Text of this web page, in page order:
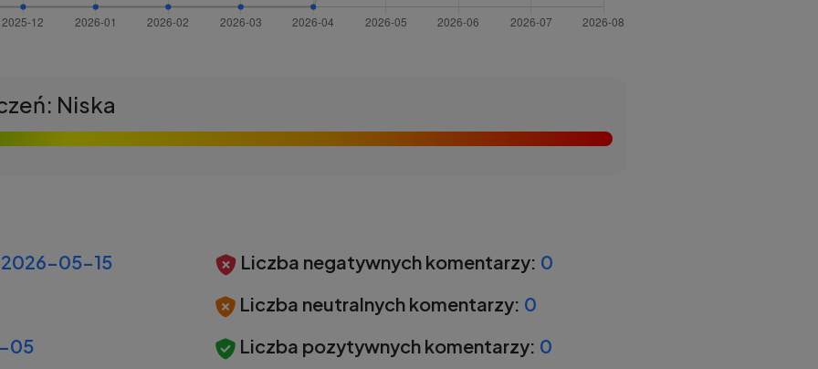
Niska
2026-05-15
05
Liczba negatywnych komentarzy: 0
Liczba neutralnych komentarzy: 0
Liczba pozytywnych komentarzy: 0